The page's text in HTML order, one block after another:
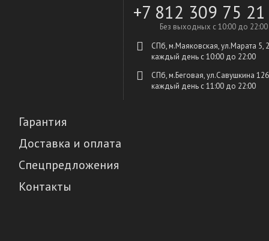
+7 812 309 75 21
Без выходных с 10:00 до 22:00
СПб, м.Маяковская, ул.Марата 5,
каждый день c 10:00 до 22:00
СПб, м.Беговая, ул.Савушкина
каждый день c 11:00 до 22:00
Гарантия
Доставка и оплата
Спецпредложения
Контакты